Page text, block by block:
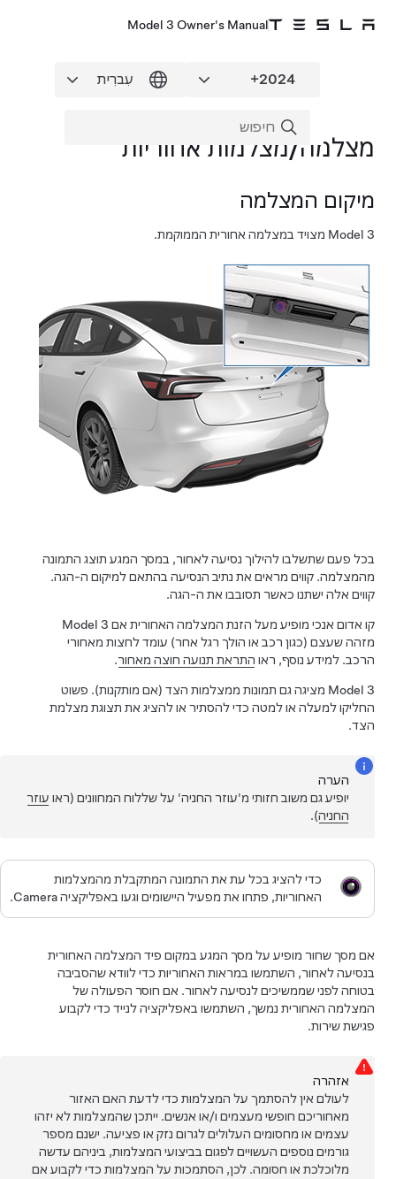
Model 3 Owner's Manual
מצלמה/מצלמות אחוריות
מיקום המצלמה
Model 3מצויד במצלמה אחורית הממוקמת.
בכל פעם שתשלבו להילוך נסיעה לאחור, במסך המגע תוצג התמונה
מהמצלמה. קווים מראים את נתיב הנסיעה בהתאם למיקום ה-הגה.
קווים אלה ישתנו כאשר תסובבו את ה-הגה.
קו אדום אנכי מופיע מעל הזנת המצלמה האחורית אם Model 3
מזהה שעצם (כגון רכב או הולך רגל אחר) עומד לחצות מאחורי
הרכב. למידע נוסף, ראו התראת תנועה חוצה מאחור.
Model 3מציגה גם תמונות ממצלמות הצד(אם מותקנות).פשוט
החליקו למעלה או למטה כדי להסתיר או להציג את תצוגת מצלמת
הצד.
הערה
יופיע גם משוב חזותי מ'עוזר החניה' על שללוח המחוונים(ראועוזר
החניה).
כדי להציג בכל עת את התמונה המתקבלת מהמצלמות
האחוריות, פתחו את מפעיל היישומים וגעו באפליקציה Camera.
אם מסך שחור מופיע על מסך המגע במקום פיד המצלמה האחורית
בנסיעה לאחור, השתמשו במראות האחוריות כדי לוודא שהסביבה
בטוחה לפני שממשיכים לנסיעה לאחור. אם חוסר הפעולה של
המצלמה האחורית נמשך, השתמשו באפליקציה לנייד כדי לקבוע
פגישת שירות.
אזהרה
לעולם אין להסתמך עלהמצלמותכדי לדעת האם האזור
מאחוריכם חופשי מעצמים ו/או אנשים. ייתכן שהמצלמותלא יזהו
עצמים או מחסומים העלולים לגרום נזק או פציעה. ישנם מספר
גורמים נוספים העשויים לפגום בביצועיהמצלמות, ביניהם עדשה
מלוכלכת או חסומה. לכן, הסתמכות עלהמצלמותכדי לקבוע אם